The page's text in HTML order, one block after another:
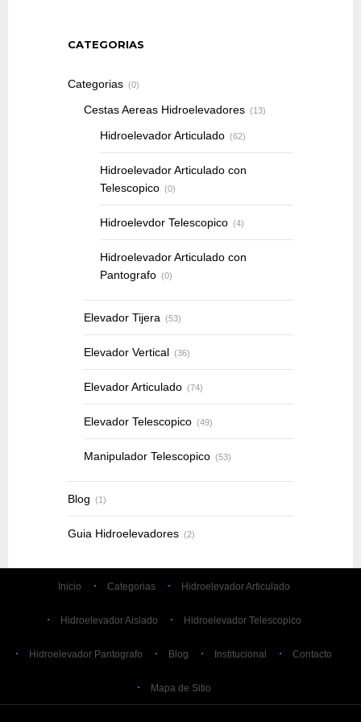
CATEGORIAS
Categorias (0)
Cestas Aereas Hidroelevadores (13)
Hidroelevador Articulado (62)
Hidroelevador Articulado con
Telescopico (0)
Hidroelevdor Telescopico (4)
Hidroelevador Articulado con
Pantografo (0)
Elevador Tijera (53)
Elevador Vertical (36)
Elevador Articulado (74)
Elevador Telescopico (49)
Manipulador Telescopico (53)
Blog (1)
Guia Hidroelevadores (2)
Inicio Categorias Hidroelevador Articulado
Hidroelevador Aislado Hidroelevador Telescopico
Hidroelevador Pantografo Blog Institucional Contacto
Mapa de Sitio